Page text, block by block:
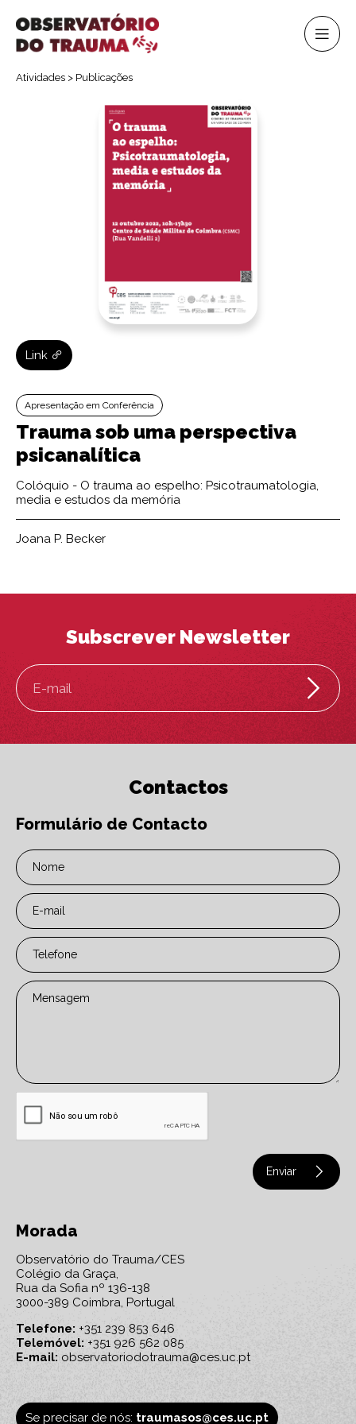
Atividades > Publicações
Link
Apresentação em Conferência
Trauma sob uma perspectiva
psicanalítica
Colóquio - O trauma ao espelho: Psicotraumatologia,
media e estudos da memória
Joana P. Becker
Subscrever Newsletter
E-mail
Contactos
Formulário de Contacto
Nome
E-mail
Telefone
Mensagem
Enviar
Morada
Observatório do Trauma/CES
Colégio da Graça,
Rua da Sofia nº 136-138
3000-389 Coimbra, Portugal
Telefone: +351 239 853 646
Telemóvel: +351 926 562 085
E-mail: observatoriodotrauma@ces.uc.pt
Se precisar de nós: traumasos@ces.uc.pt